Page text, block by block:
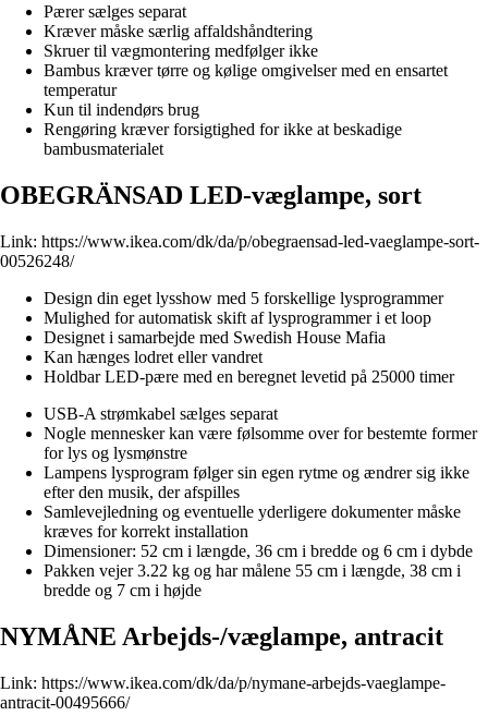
Pærer sælges separat
Kræver måske særlig affaldshåndtering
Skruer til vægmontering medfølger ikke
Bambus kræver tørre og kølige omgivelser med en ensartet
temperatur
Kun til indendørs brug
Rengøring kræver forsigtighed for ikke at beskadige
bambusmaterialet
OBEGRÄNSAD LED-væglampe, sort
Link: https://www.ikea.com/dk/da/p/obegraensad-led-vaeglampe-sort-
00526248/
Design din eget lysshow med 5 forskellige lysprogrammer
Mulighed for automatisk skift af lysprogrammer i et loop
Designet i samarbejde med Swedish House Mafia
Kan hænges lodret eller vandret
Holdbar LED-pære med en beregnet levetid på 25000 timer
USB-A strømkabel sælges separat
Nogle mennesker kan være følsomme over for bestemte former
for lys og lysmønstre
Lampens lysprogram følger sin egen rytme og ændrer sig ikke
efter den musik, der afspilles
Samlevejledning og eventuelle yderligere dokumenter måske
kræves for korrekt installation
Dimensioner: 52 cm i længde, 36 cm i bredde og 6 cm i dybde
Pakken vejer 3.22 kg og har målene 55 cm i længde, 38 cm i
bredde og 7 cm i højde
NYMÅNE Arbejds-/væglampe, antracit
Link: https://www.ikea.com/dk/da/p/nymane-arbejds-vaeglampe-
antracit-00495666/